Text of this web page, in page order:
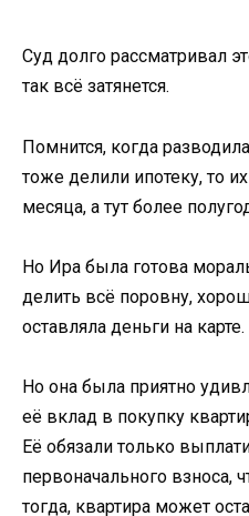
Суд долго рассматривал
так всё затянется.
Помнится, когда
тоже делили ипотеку, то
месяца, а тут более
Но Ира была готова
делить всё поровну,
оставляла деньги на карте.
Но она была приятно
её вклад в покупку
Её обязали только
первоначального взноса,
тогда, квартира может